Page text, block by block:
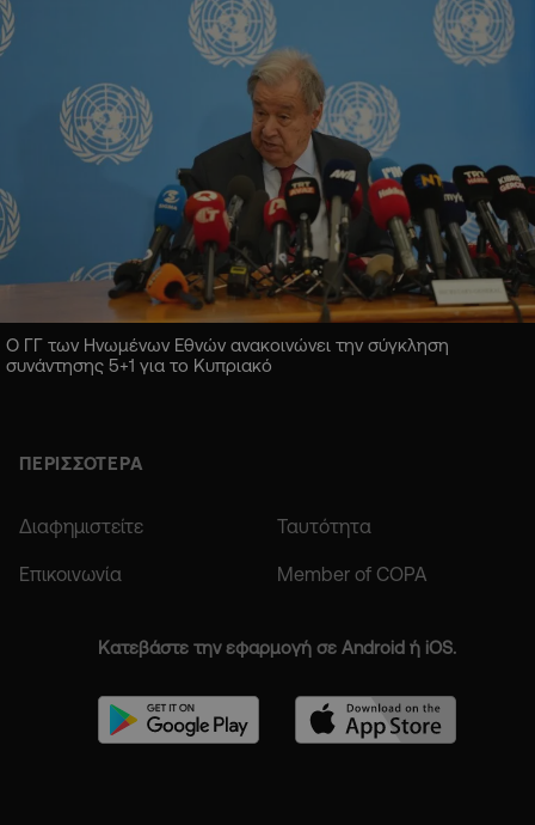
Ο ΓΓ των Ηνωμένων Εθνών ανακοινώνει την σύγκληση
συνάντησης 5+1 για το Κυπριακό
ΠΕΡΙΣΣΟΤΕΡΑ
Διαφημιστείτε Ταυτότητα
Επικοινωνία Member of COPA
Κατεβάστε την εφαρμογή σε Android ή iOS.